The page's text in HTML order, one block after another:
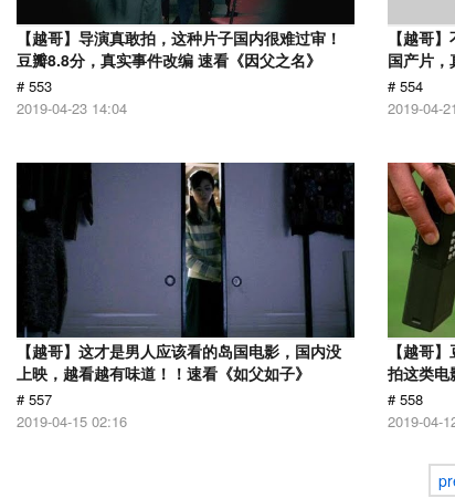
【越哥】导演真敢拍，这种片子国内很难过审！
豆瓣8.8分，真实事件改编 速看《因父之名》
# 553
2019-04-23 14:04
【越哥
国产片，
# 554
2019-04-
【越哥】这才是男人应该看的岛国电影，国内没
上映，越看越有味道！！速看《如父如子》
# 557
2019-04-15 02:16
【越哥
拍这类电
# 558
2019-04-